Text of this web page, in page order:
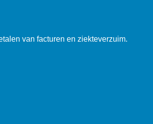
van facturen en ziekteverzuim.